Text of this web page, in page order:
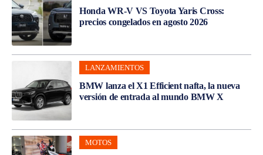
Honda WR-V VS Toyota Yaris Cross:
precios congelados en agosto 2026
LANZAMIENTOS
BMW lanza el X1 Efficient nafta, la nueva
versión de entrada al mundo BMW X
MOTOS